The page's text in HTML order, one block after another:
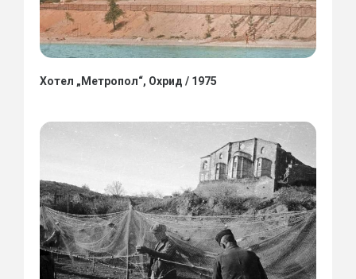
Хотел „Метропол“, Охрид / 1975